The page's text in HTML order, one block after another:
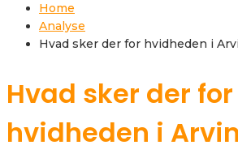
Home
Analyse
Hvad sker der for hvidheden i
Hvad sker der for
hvidheden i